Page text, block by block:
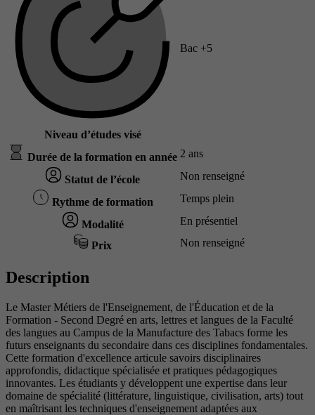
Niveau d’études visé
Bac +5
Durée de la formation en année 2 ans
Statut de l’école Non renseigné
Rythme de formation Temps plein
Modalité En présentiel
Prix Non renseigné
Description
Le Master Métiers de l'Enseignement, de l'Éducation et de la
Formation - Second Degré en arts, lettres et langues de la Faculté
des langues au Campus de la Manufacture des Tabacs forme les
futurs enseignants du secondaire dans ces disciplines fondamentales.
Cette formation d'excellence articule savoirs disciplinaires
approfondis, didactique spécialisée et pratiques pédagogiques
innovantes. Les étudiants y développent une expertise dans leur
domaine de spécialité (littérature, linguistique, civilisation, arts) tout
en maîtrisant les techniques d'enseignement adaptées aux